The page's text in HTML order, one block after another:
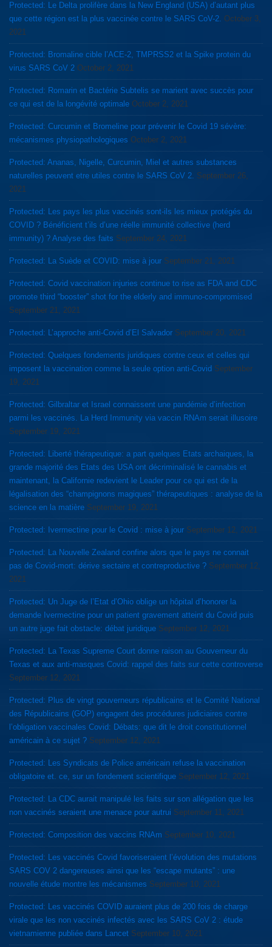
Protected: Le Delta prolifère dans la New England (USA) d’autant plus
que cette région est la plus vaccinée contre le SARS CoV-2. October 3,
2021
Protected: Bromaline cible l’ACE-2, TMPRSS2 et la Spike protein du
virus SARS CoV 2 October 2, 2021
Protected: Romarin et Bactérie Subtelis se marient avec succès pour
ce qui est de la longévité optimale October 2, 2021
Protected: Curcumin et Bromeline pour prévenir le Covid 19 sévère:
mécanismes physiopathologiques October 2, 2021
Protected: Ananas, Nigelle, Curcumin, Miel et autres substances
naturelles peuvent etre utiles contre le SARS CoV 2. September 26,
2021
Protected: Les pays les plus vaccinés sont-ils les mieux protégés du
COVID ? Bénéficient t’ils d’une réelle immunité collective (herd
immunity) ? Analyse des faits September 24, 2021
Protected: La Suède et COVID: mise à jour September 21, 2021
Protected: Covid vaccination injuries continue to rise as FDA and CDC
promote third “booster” shot for the elderly and immuno-compromised
September 21, 2021
Protected: L’approche anti-Covid d’El Salvador September 20, 2021
Protected: Quelques fondements juridiques contre ceux et celles qui
imposent la vaccination comme la seule option anti-Covid September
19, 2021
Protected: Gilbraltar et Israel connaissent une pandémie d’infection
parmi les vaccinés. La Herd Immunity via vaccin RNAm serait illusoire
September 19, 2021
Protected: Liberté thérapeutique: a part quelques Etats archaiques, la
grande majorité des Etats des USA ont décriminalisé le cannabis et
maintenant, la Californie redevient le Leader pour ce qui est de la
légalisation des “champignons magiques” thérapeutiques : analyse de la
science en la matière September 19, 2021
Protected: Ivermectine pour le Covid : mise à jour September 12, 2021
Protected: La Nouvelle Zealand confine alors que le pays ne connait
pas de Covid-mort: dérive sectaire et contreproductive ? September 12,
2021
Protected: Un Juge de l’Etat d’Ohio oblige un hôpital d’honorer la
demande Ivermectine pour un patient gravement atteint du Covid puis
un autre juge fait obstacle: débat juridique September 12, 2021
Protected: La Texas Supreme Court donne raison au Gouverneur du
Texas et aux anti-masques Covid: rappel des faits sur cette controverse
September 12, 2021
Protected: Plus de vingt gouverneurs républicains et le Comité National
des Républicains (GOP) engagent des procédures judiciaires contre
l’obligation vaccinales Covid: Débats: que dit le droit constitutionnel
américain à ce sujet ? September 12, 2021
Protected: Les Syndicats de Police américain refuse la vaccination
obligatoire et. ce, sur un fondement scientifique September 12, 2021
Protected: La CDC aurait manipulé les faits sur son allégation que les
non vaccinés seraient une menace pour autrui September 11, 2021
Protected: Composition des vaccins RNAm September 10, 2021
Protected: Les vaccinés Covid favoriseraient l’évolution des mutations
SARS COV 2 dangereuses ainsi que les “escape mutants” : une
nouvelle étude montre les mécanismes September 10, 2021
Protected: Les vaccinés COVID auraient plus de 200 fois de charge
virale que les non vaccinés infectés avec les SARS CoV 2 : étude
vietnamienne publiée dans Lancet September 10, 2021